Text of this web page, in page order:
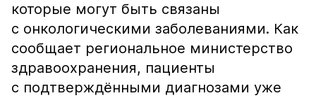
которые могут быть связаны
с онкологическими заболеваниями. Как
сообщает региональное министерство
здравоохранения, пациенты
с подтверждёнными диагнозами уже